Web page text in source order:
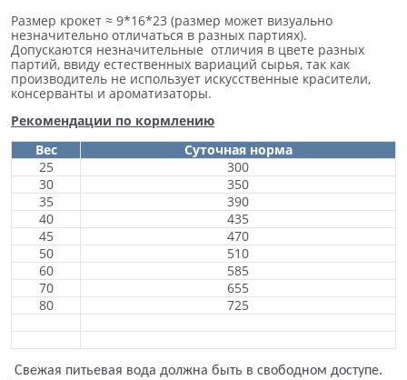
Размер крокет ≈ 9*16*23 (размер может визуально
незначительно отличаться в разных партиях).
Допускаются незначительные отличия в цвете разных
партий, ввиду естественных вариаций сырья, так как
производитель не использует искусственные красители,
консерванты и ароматизаторы.
Рекомендации по кормлению
Вес
Суточная норма
25
300
30
350
35
390
40
435
45
470
50
510
60
585
70
655
80
725
Свежая питьевая вода должна быть в свободном доступе.